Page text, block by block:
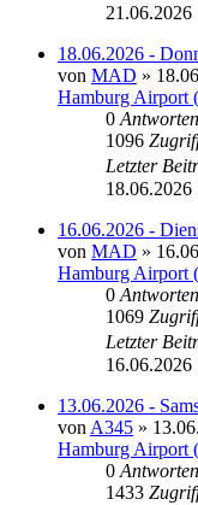
21.06.2026
18.06.2026 -
von MAD »
Hamburg Airport
0 Antworten
1096
Letzter
18.06.2026
16.06.2026 -
von MAD »
Hamburg Airport
0 Antworten
1069
Letzter
16.06.2026
13.06.2026 -
von A345 »
Hamburg Airport
0 Antworten
1433